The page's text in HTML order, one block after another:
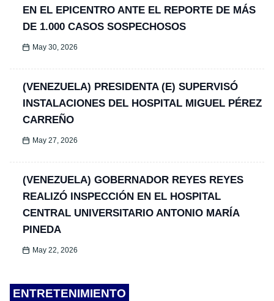
EN EL EPICENTRO ANTE EL REPORTE DE MÁS
DE 1.000 CASOS SOSPECHOSOS
May 30, 2026
(VENEZUELA) PRESIDENTA (E) SUPERVISÓ
INSTALACIONES DEL HOSPITAL MIGUEL PÉREZ
CARREÑO
May 27, 2026
(VENEZUELA) GOBERNADOR REYES REYES
REALIZÓ INSPECCIÓN EN EL HOSPITAL
CENTRAL UNIVERSITARIO ANTONIO MARÍA
PINEDA
May 22, 2026
ENTRETENIMIENTO